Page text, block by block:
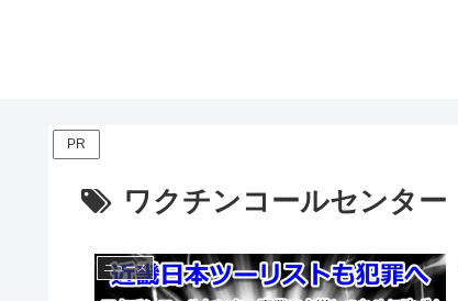
PR
ワクチンコールセンター
ニュース